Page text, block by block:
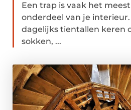
Een trap is vaak het
onderdeel van je interieur.
dagelijks tientallen keren
sokken, ...